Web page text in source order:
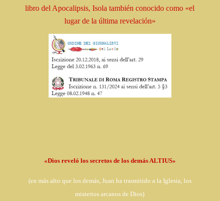
librodel Apocalipsis, Isolatambién conocido como «el
lugar de la última revelación»
«Dios reveló los secretos de los demás ALTIUS»
(en más alto que los demás, Juan ha trasmitido a la Iglesia, los
misterios arcanos de Dios)